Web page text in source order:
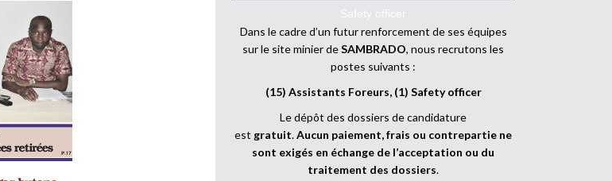
Safety officer
Dans le cadre d’un futur renforcement de ses équipes
sur le site minier deSAMBRADO, nous recrutons les
postes suivants :
(15) Assistants Foreurs, (1) Safety officer
Le dépôt des dossiers de candidature
est gratuit.Aucun paiement, frais ou contrepartie ne
sont exigés en échange de l’acceptation ou du
traitement des dossiers.